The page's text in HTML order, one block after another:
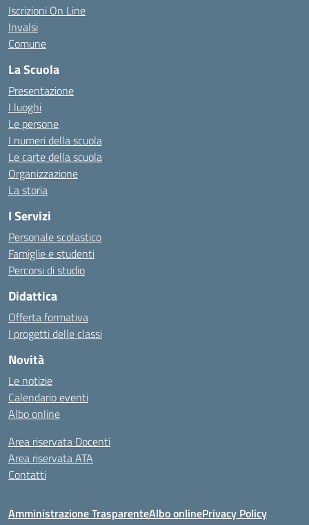
Iscrizioni On Line
Invalsi
Comune
La Scuola
Presentazione
I luoghi
Le persone
I numeri della scuola
Le carte della scuola
Organizzazione
La storia
I Servizi
Personale scolastico
Famiglie e studenti
Percorsi di studio
Didattica
Offerta formativa
I progetti delle classi
Novità
Le notizie
Calendario eventi
Albo online
Area riservata Docenti
Area riservata ATA
Contatti
Amministrazione TrasparenteAlbo onlinePrivacy Policy